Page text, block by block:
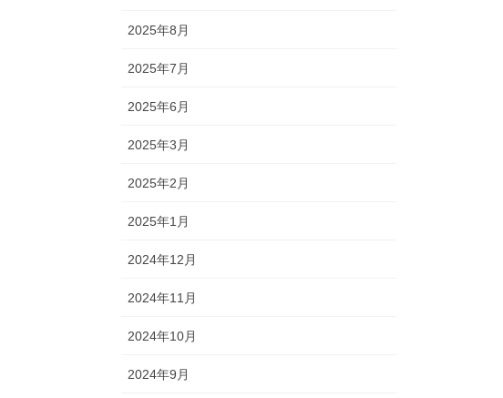
2025年8月
2025年7月
2025年6月
2025年3月
2025年2月
2025年1月
2024年12月
2024年11月
2024年10月
2024年9月